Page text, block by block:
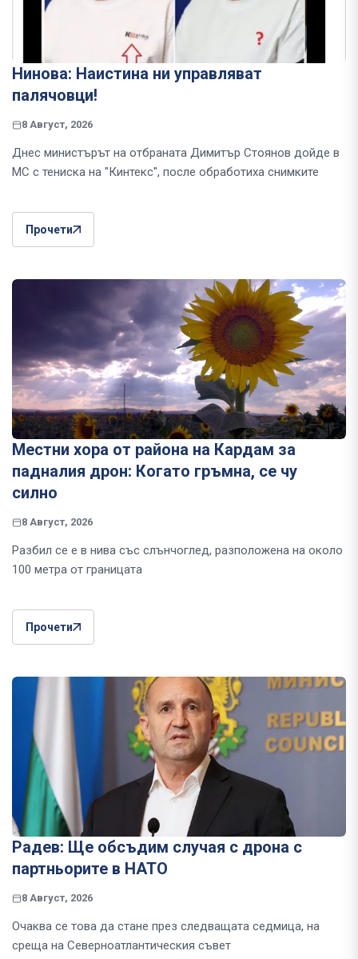
Нинова: Наистина ни управляват
палячовци!
8 Август, 2026
Днес министърът на отбраната Димитър Стоянов дойде в
МС с тениска на "Кинтекс", после обработиха снимките
Прочети
Местни хора от района на Кардам за
падналия дрон: Когато гръмна, се чу
силно
8 Август, 2026
Разбил се е в нива със слънчоглед, разположена на около
100 метра от границата
Прочети
Радев: Ще обсъдим случая с дрона с
партньорите в НАТО
8 Август, 2026
Очаква се това да стане през следващата седмица, на
среща на Северноатлантическия съвет